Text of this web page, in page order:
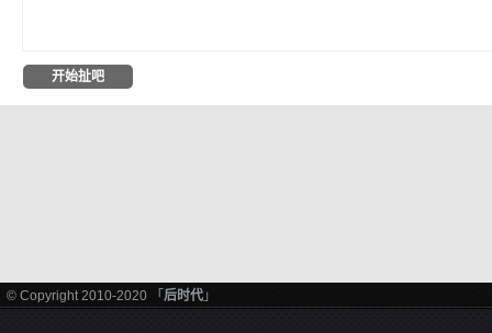
© Copyright 2010-2020 「 后时代 」